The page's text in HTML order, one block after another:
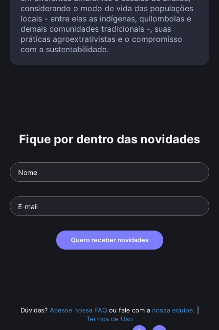
considerando o modo de vida das populações
locais - entre elas as indígenas, quilombolas e
demais comunidades tradicionais -, suas
práticas agroextrativistas e o compromisso
com a sustentabilidade.
Fique por dentro das novidades
Quero receber novidades
Dúvidas? Acesse nossa FAQ ou fale com a nossa equipe.
Termos de Uso